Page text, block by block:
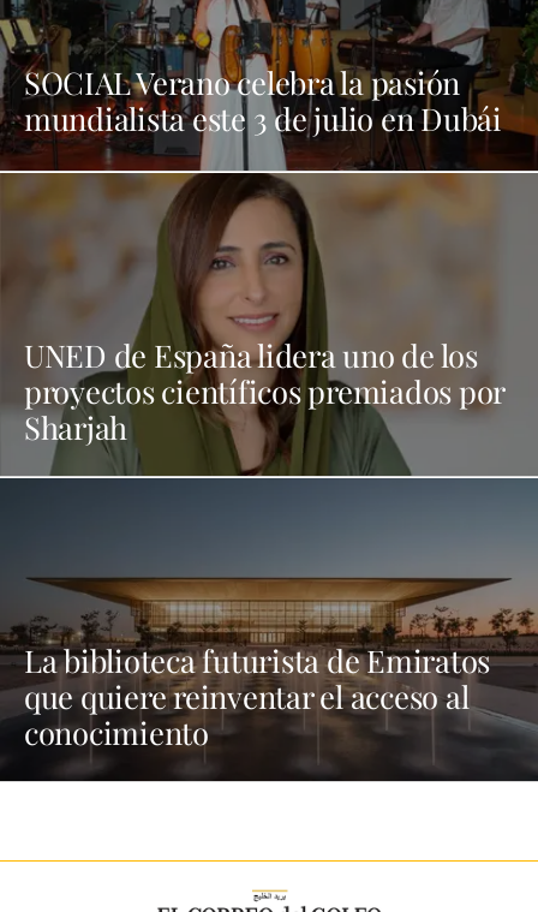
SOCIAL Verano celebra la pasión
mundialista este 3 de julio en Dubái
UNED de España lidera uno de los
proyectos científicos premiados por
Sharjah
La biblioteca futurista de Emiratos
que quiere reinventar el acceso al
conocimiento